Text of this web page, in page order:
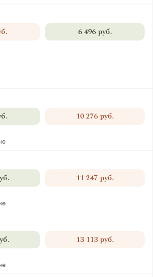
6 496 руб.
10 276 руб.
11 247 руб.
13 113 руб.